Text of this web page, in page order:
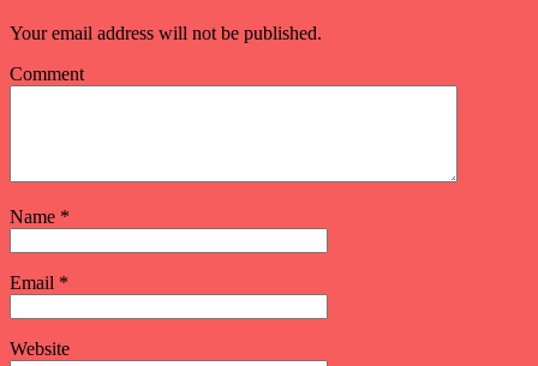
Your email address will not be published.
Comment
Name *
Email *
Website